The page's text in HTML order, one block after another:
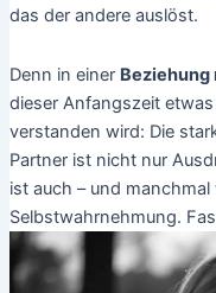
das der andere auslöst.
Denn in einer
dieser Anfangszeit
verstanden wird: Die
Partner ist nicht nur
ist auch – und
Selbstwahrnehmung.